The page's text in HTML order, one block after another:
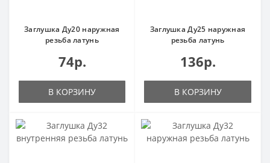
Заглушка Ду20 наружная
резьба латунь
74р.
В КОРЗИНУ
Заглушка Ду25 наружная
резьба латунь
136р.
В КОРЗИНУ